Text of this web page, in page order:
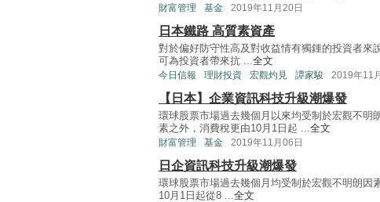
財富管理 基金 2019年11月20日
日本鐵路 高質素資產
對於偏好防守性高及對收益情有獨鍾的投資者來
可為投資者帶來抗 ...全文
今日信報 理財投資 宏觀灼見 譚家駿 2019年11
【日本】企業資訊科技升級潮爆發
環球股票市場過去幾個月以來均受制於宏觀不明
素之外，消費稅更由10月1日起 ...全文
財富管理 基金 2019年11月06日
日企資訊科技升級潮爆發
環球股票市場過去幾個月均受制於宏觀不明朗因
10月1日起從8 ...全文